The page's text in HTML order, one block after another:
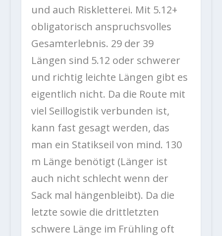
und auch Riskletterei. Mit 5.12+
obligatorisch anspruchsvolles
Gesamterlebnis. 29 der 39
Längen sind 5.12 oder schwerer
und richtig leichte Längen gibt es
eigentlich nicht. Da die Route mit
viel Seillogistik verbunden ist,
kann fast gesagt werden, das
man ein Statikseil von mind. 130
m Länge benötigt (Länger ist
auch nicht schlecht wenn der
Sack mal hängenbleibt). Da die
letzte sowie die drittletzten
schwere Länge im Frühling oft